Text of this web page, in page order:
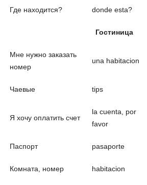
Где находится? donde esta?
Гостиница
Мне нужно заказать
номер
una habitacion
Чаевые tips
Я хочу оплатить счет
la cuenta, por
favor
Паспорт pasaporte
Комната, номер habitacion